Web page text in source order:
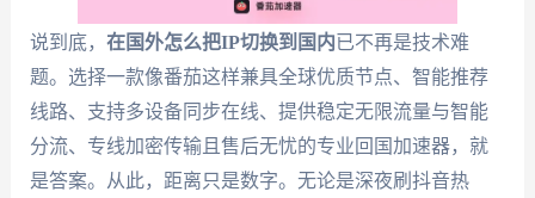
说到底， 在国外怎么把IP切换到国内已不再是技术难
题。选择一款像番茄这样兼具全球优质节点、智能推荐
线路、支持多设备同步在线、提供稳定无限流量与智能
分流、专线加密传输且售后无忧的专业回国加速器，就
是答案。从此，距离只是数字。无论是深夜刷抖音热